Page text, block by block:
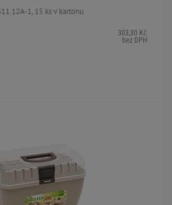
1, 15 ks v kartonu
303,30 Kč
bez DPH